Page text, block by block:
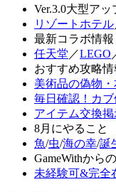
Ver.3.0大型ア
リゾートホテル
最新コラボ情報
任天堂 ／LEGO
おすすめ攻略情
美術品の偽物
毎日確認！カ
アイテム交換
8月にやること
魚/虫/海の幸/誕
GameWithから
未経験可&完全